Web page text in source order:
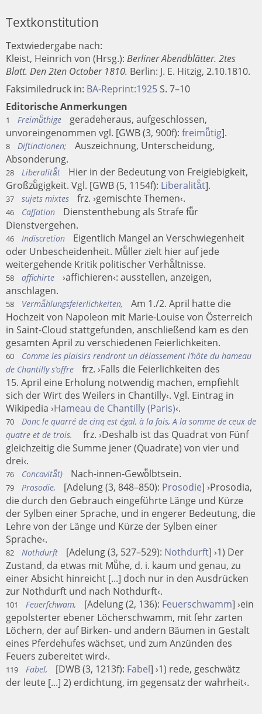
Textkonstitution
Textwiedergabe nach:
Kleist, Heinrich von (Hrsg.): Berliner Abendblätter. 2tes
Blatt. Den 2ten October 1810. Berlin: J. E. Hitzig, 2.10.1810.
Faksimiledruck in: BA-Reprint:1925 S. 7–10
Editorische Anmerkungen
1 Freimuͤthige
geradeheraus, aufgeschlossen,
unvoreingenommen vgl. [GWB (3, 900f): freimuͤtig].
8 Diſtinctionen;
Auszeichnung, Unterscheidung,
Absonderung.
28 Liberalitaͤt
Hier in der Bedeutung von Freigiebigkeit,
Großzuͤgigkeit. Vgl. [GWB (5, 1154f): Liberalitaͤt].
37 sujets mixtes frz. ›gemischte Themen‹.
46 Caſſation
Dienstenthebung als Strafe fuͤr
Dienstvergehen.
46 Indiscretion
Eigentlich Mangel an Verschwiegenheit
oder Unbescheidenheit. Muͤller zielt hier auf jede
weitergehende Kritik politischer Verhaͤltnisse.
58 affichirte
›affichieren‹: ausstellen, anzeigen,
anschlagen.
58 Vermaͤhlungsfeierlichkeiten,
Am 1./2. April hatte die
Hochzeit von Napoleon mit Marie-Louise von Österreich
in Saint-Cloud stattgefunden, anschließend kam es den
gesamten April zu verschiedenen Feierlichkeiten.
60
Comme les plaisirs rendront un délassement l’hôte du hameau
de Chantilly s’offre
frz. ›Falls die Feierlichkeiten des
15. April eine Erholung notwendig machen, empfiehlt
sich der Wirt des Weilers in Chantilly‹. Vgl. Eintrag in
Wikipedia ›Hameau de Chantilly (Paris)‹.
70
Donc le quarré de cinq est égal, à la fois, A la somme de ceux de
quatre et de trois.
frz. ›Deshalb ist das Quadrat von Fünf
gleichzeitig die Summe jener (Quadrate) von vier und
drei‹.
76 Concavitaͤt) Nach-innen-Gewoͤlbtsein.
79 Prosodie, [Adelung (3, 848–850): Prosodie] ›Prosodia,
die durch den Gebrauch eingeführte Länge und Kürze
der Sylben einer Sprache, und in engerer Bedeutung, die
Lehre von der Länge und Kürze der Sylben einer
Sprache‹.
82 Nothdurft [Adelung (3, 527–529): Nothdurft] ›1) Der
Zustand, da etwas mit Muͤhe, d. i. kaum und genau, zu
einer Absicht hinreicht [...] doch nur in den Ausdrücken
zur Nothdurft und nach Nothdurft‹.
101 Feuerſchwam, [Adelung (2, 136): Feuerschwamm] ›ein
gepolsterter ebener Löcherschwamm, mit ſehr zarten
Löchern, der auf Birken- und andern Bäumen in Gestalt
eines Pferdehufes wächset, und zum Anzünden des
Feuers zubereitet wird‹.
119 Fabel, [DWB (3, 1213f): Fabel] ›1) rede, geschwätz
der leute [...] 2) erdichtung, im gegensatz der wahrheit‹.